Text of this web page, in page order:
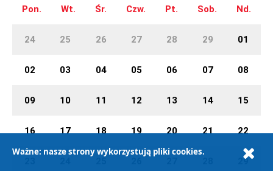
Pon. Wt. Śr. Czw. Pt. Sob. Nd.
24 25 26 27 28 29 01
02 03 04 05 06 07 08
09 10 11 12 13 14 15
16 17 18 19 20 21 22
29
Ważne: nasze strony wykorzystują pliki cookies.